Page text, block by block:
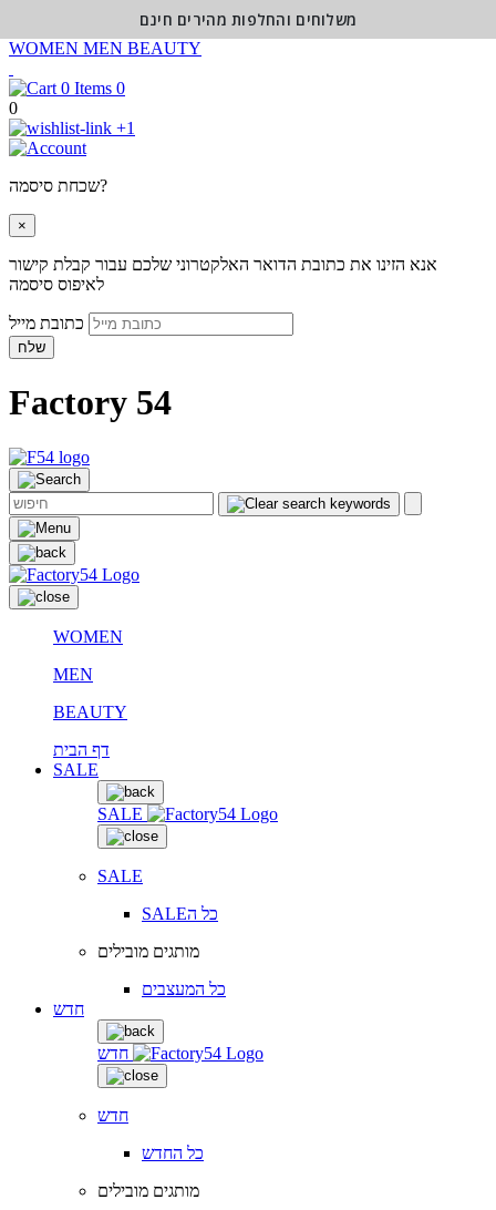
WOMEN MEN BEAUTY
0
0
+1
שכחת סיסמה?
×
אנא הזינו את כתובת הדואר האלקטרוני שלכם עבור קבלת קישור
לאיפוס סיסמה
שלח
Factory 54
WOMEN
MEN
BEAUTY
דף הבית
SALE
SALE
SALE
SALEכל ה
מותגים מובילים
כל המעצבים
חדש
חדש
חדש
כל החדש
מותגים מובילים
משלוחים והחלפות מהירים חינם